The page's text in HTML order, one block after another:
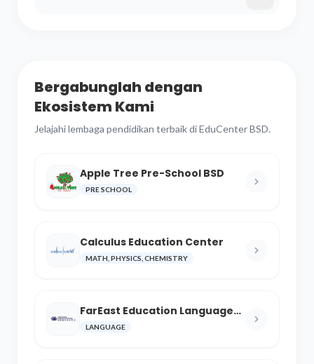
Bergabunglah dengan
Ekosistem Kami
Jelajahi lembaga pendidikan terbaik di EduCenter BSD.
Apple Tree Pre-School BSD
PRE SCHOOL
Calculus Education Center
MATH, PHYSICS, CHEMISTRY
FarEast Education Language
and Cultural Center
LANGUAGE